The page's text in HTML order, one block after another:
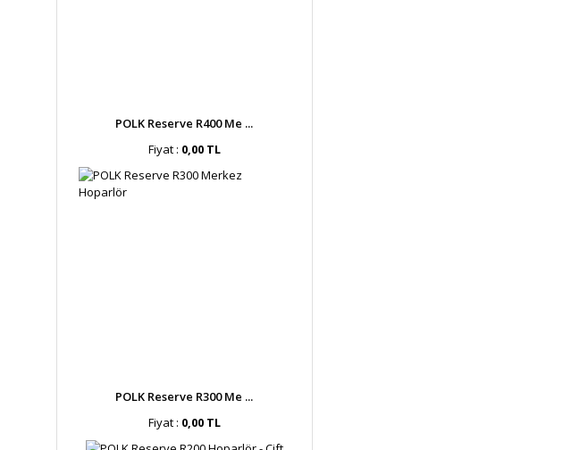
POLK Reserve R400 Me ...
Fiyat : 0,00 TL
POLK Reserve R300 Me ...
Fiyat : 0,00 TL